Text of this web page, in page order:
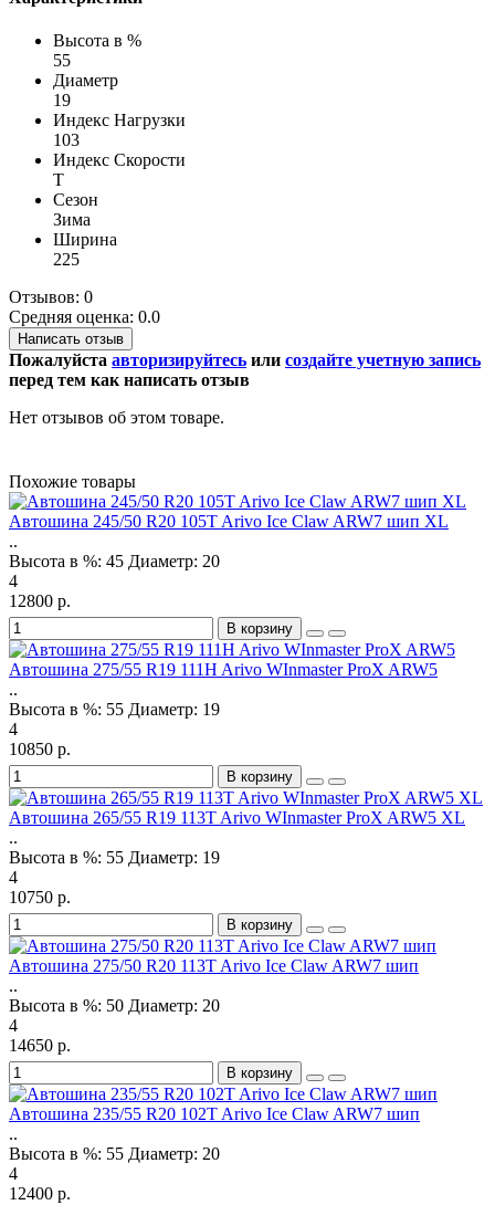
Высота в %
55
Диаметр
19
Индекс Нагрузки
103
Индекс Скорости
T
Сезон
Зима
Ширина
225
Отзывов: 0
Средняя оценка: 0.0
Написать отзыв
Пожалуйста авторизируйтесь или создайте учетную запись
перед тем как написать отзыв
Нет отзывов об этом товаре.
Похожие товары
Автошина 245/50 R20 105T Arivo Ice Claw ARW7 шип XL
..
Высота в %: 45 Диаметр: 20
4
12800 р.
В корзину
Автошина 275/55 R19 111H Arivo WInmaster ProX ARW5
..
Высота в %: 55 Диаметр: 19
4
10850 р.
В корзину
Автошина 265/55 R19 113T Arivo WInmaster ProX ARW5 XL
..
Высота в %: 55 Диаметр: 19
4
10750 р.
В корзину
Автошина 275/50 R20 113T Arivo Ice Claw ARW7 шип
..
Высота в %: 50 Диаметр: 20
4
14650 р.
В корзину
Автошина 235/55 R20 102T Arivo Ice Claw ARW7 шип
..
Высота в %: 55 Диаметр: 20
4
12400 р.